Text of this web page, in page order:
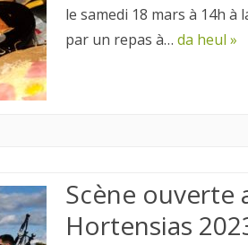
le samedi 18 mars à 14h à
par un repas à… da heul »
Scène ouverte
Hortensias